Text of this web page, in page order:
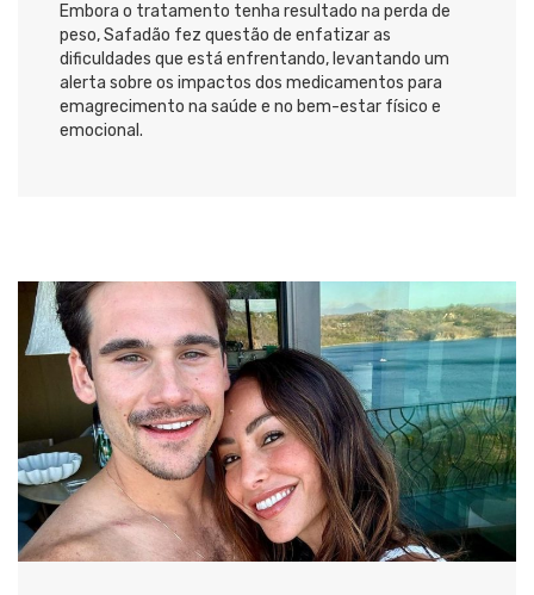
Embora o tratamento tenha resultado na perda de
peso, Safadão fez questão de enfatizar as
dificuldades que está enfrentando, levantando um
alerta sobre os impactos dos medicamentos para
emagrecimento na saúde e no bem-estar físico e
emocional.